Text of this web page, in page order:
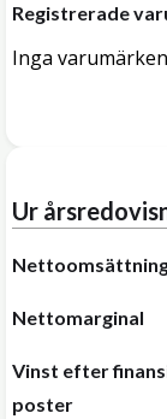
Registrerade
Inga
Ur
Nettomarginal
Vinst efter
poster